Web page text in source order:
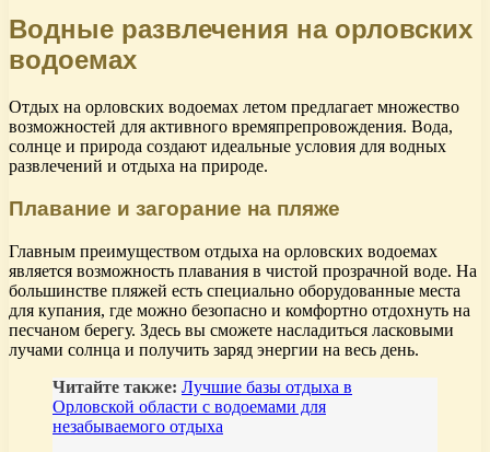
Водные развлечения на орловских
водоемах
Отдых на орловских водоемах летом предлагает множество
возможностей для активного времяпрепровождения. Вода,
солнце и природа создают идеальные условия для водных
развлечений и отдыха на природе.
Плавание и загорание на пляже
Главным преимуществом отдыха на орловских водоемах
является возможность плавания в чистой прозрачной воде. На
большинстве пляжей есть специально оборудованные места
для купания, где можно безопасно и комфортно отдохнуть на
песчаном берегу. Здесь вы сможете насладиться ласковыми
лучами солнца и получить заряд энергии на весь день.
Читайте также: Лучшие базы отдыха в
Орловской области с водоемами для
незабываемого отдыха